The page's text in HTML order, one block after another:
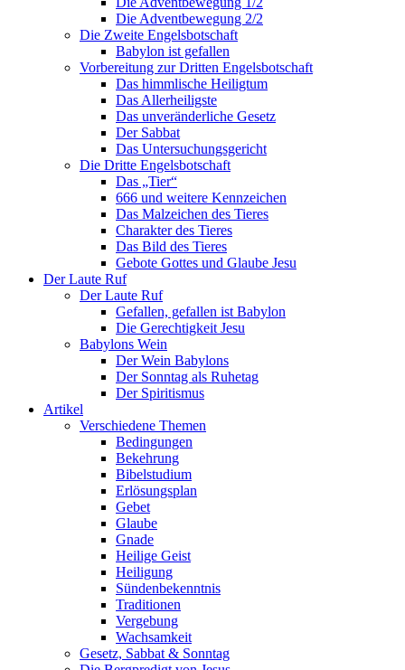
Die Adventbewegung 2/2
Die Zweite Engelsbotschaft
Babylon ist gefallen
Vorbereitung zur Dritten Engelsbotschaft
Das himmlische Heiligtum
Das Allerheiligste
Das unveränderliche Gesetz
Der Sabbat
Das Untersuchungsgericht
Die Dritte Engelsbotschaft
Das „Tier“
666 und weitere Kennzeichen
Das Malzeichen des Tieres
Charakter des Tieres
Das Bild des Tieres
Gebote Gottes und Glaube Jesu
Der Laute Ruf
Der Laute Ruf
Gefallen, gefallen ist Babylon
Die Gerechtigkeit Jesu
Babylons Wein
Der Wein Babylons
Der Sonntag als Ruhetag
Der Spiritismus
Artikel
Verschiedene Themen
Bedingungen
Bekehrung
Bibelstudium
Erlösungsplan
Gebet
Glaube
Gnade
Heilige Geist
Heiligung
Sündenbekenntnis
Traditionen
Vergebung
Wachsamkeit
Gesetz, Sabbat & Sonntag